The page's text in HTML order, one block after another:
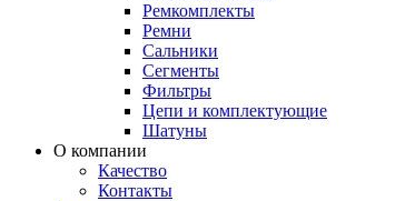
Ремкомплекты
Ремни
Сальники
Сегменты
Фильтры
Цепи и комплектующие
Шатуны
О компании
Качество
Контакты